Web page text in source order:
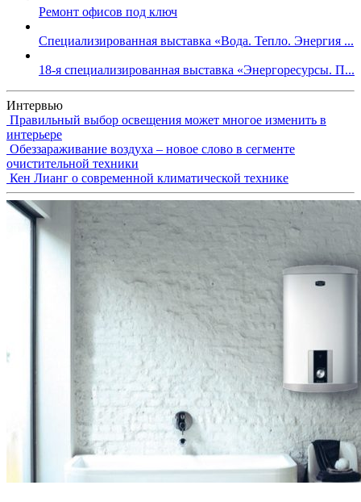
Ремонт офисов под ключ
Специализированная выставка «Вода. Тепло. Энергия ...
18-я специализированная выставка «Энергоресурсы. П...
Интервью
Правильный выбор освещения может многое изменить в
интерьере
Обеззараживание воздуха – новое слово в сегменте
очистительной техники
Кен Лианг о современной климатической технике